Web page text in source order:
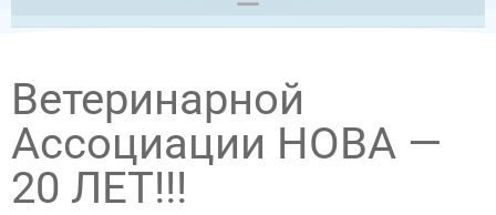
Ветеринарной
Ассоциации НОВА —
20 ЛЕТ!!!